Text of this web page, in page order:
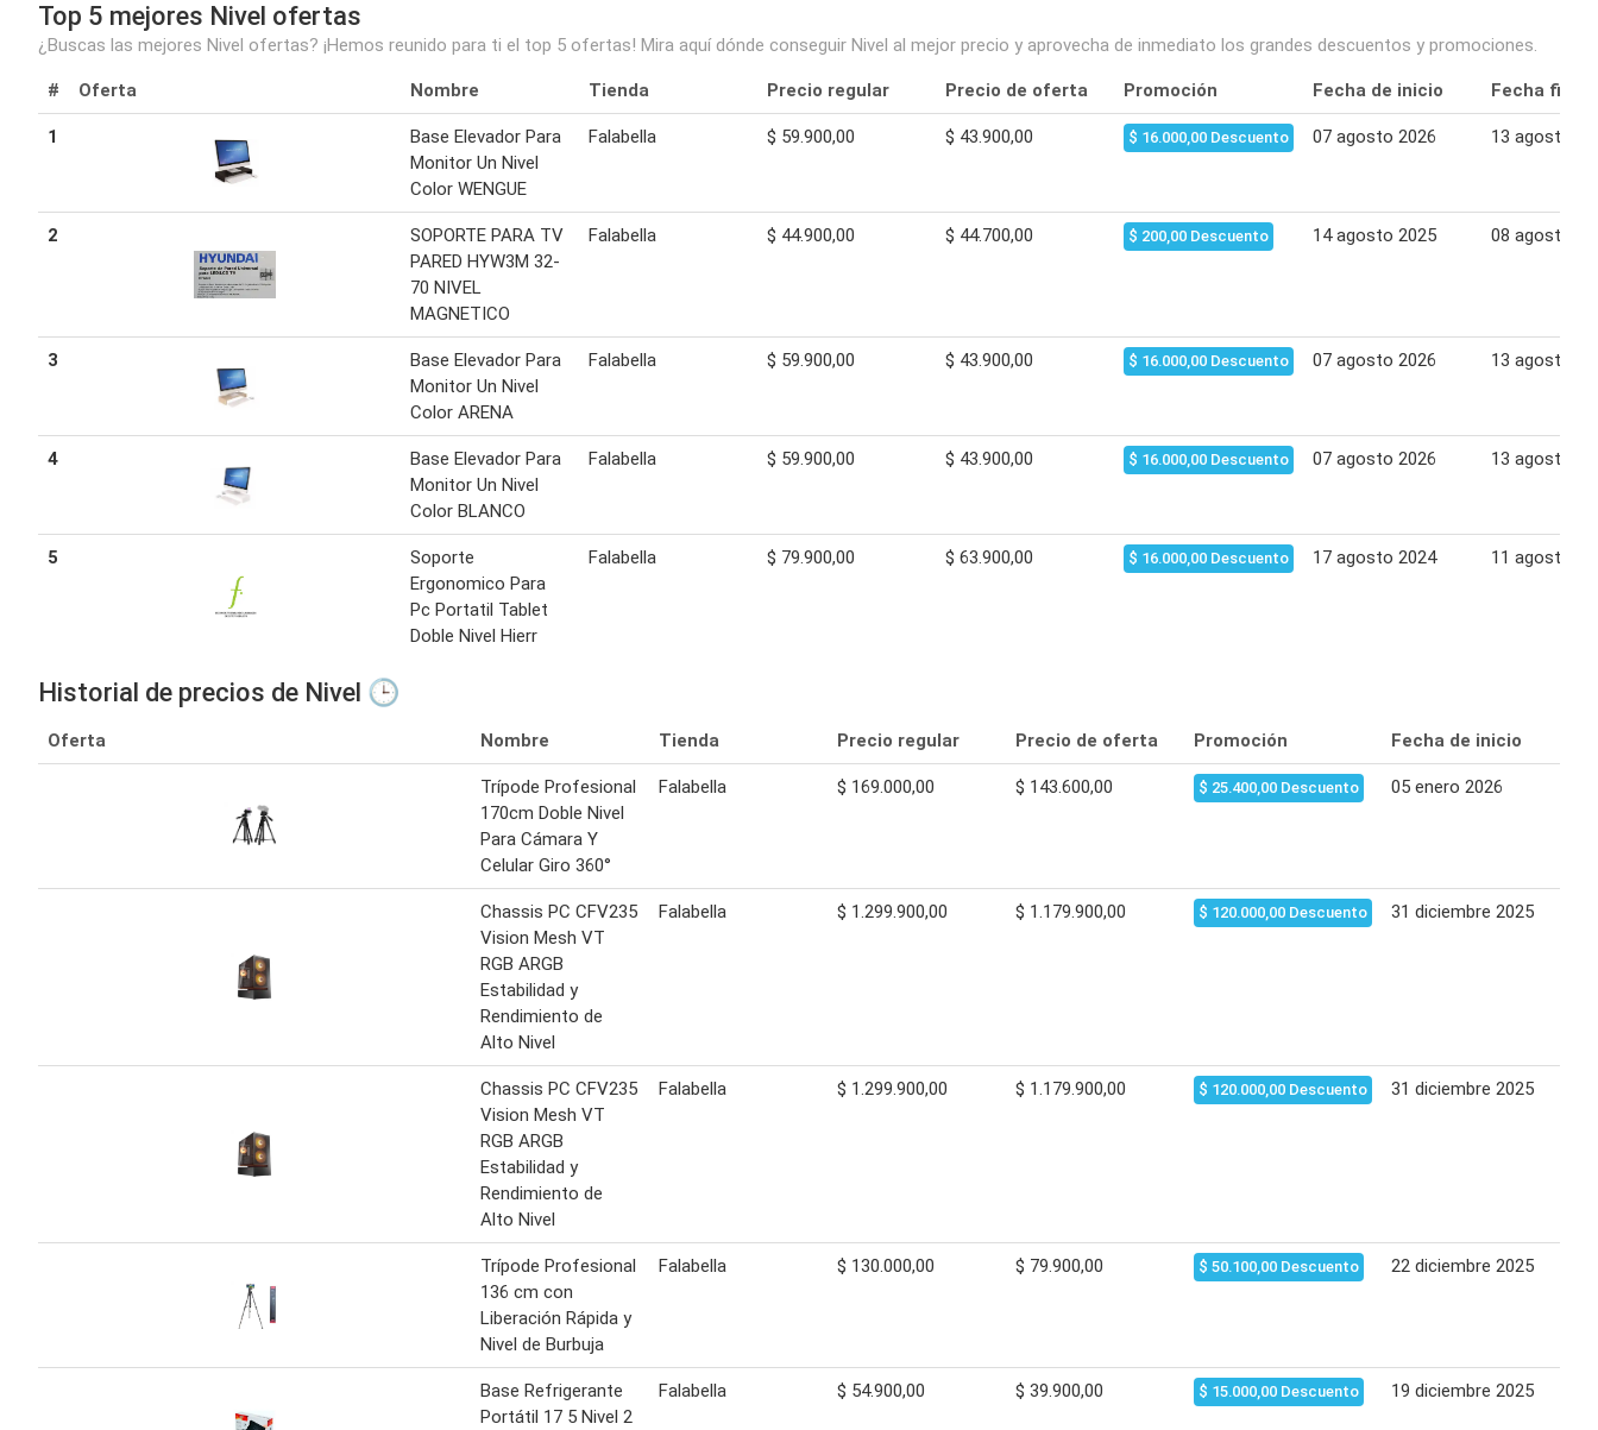
Top 5 mejores Nivel ofertas
¿Buscas las mejores Nivel ofertas? ¡Hemos reunido para ti el top 5 ofertas! Mira aquí dónde conseguir Nivel al mejor precio y aprovecha de inmediato los grandes descuentos y promociones.
# Oferta Nombre Tienda Precio regular Precio de oferta Promoción Fecha de inicio Fecha final
1
Base Elevador Para
Monitor Un Nivel
Color WENGUE
Falabella $ 59.900,00 $ 43.900,00 $ 16.000,00 Descuento 07 agosto 2026 13 agosto
2
SOPORTE PARA TV
PARED HYW3M 32-
70 NIVEL
MAGNETICO
Falabella $ 44.900,00 $ 44.700,00 $ 200,00 Descuento 14 agosto 2025 08 agosto
3
Base Elevador Para
Monitor Un Nivel
Color ARENA
Falabella $ 59.900,00 $ 43.900,00 $ 16.000,00 Descuento 07 agosto 2026 13 agosto
4
Base Elevador Para
Monitor Un Nivel
Color BLANCO
Falabella $ 59.900,00 $ 43.900,00 $ 16.000,00 Descuento 07 agosto 2026 13 agosto
5
Soporte
Ergonomico Para
Pc Portatil Tablet
Doble Nivel Hierr
Falabella $ 79.900,00 $ 63.900,00 $ 16.000,00 Descuento 17 agosto 2024 11 agosto
Historial de precios de Nivel 🕒
Oferta Nombre Tienda Precio regular Precio de oferta Promoción Fecha de inicio
Trípode Profesional
170cm Doble Nivel
Para Cámara Y
Celular Giro 360°
Falabella $ 169.000,00 $ 143.600,00 $ 25.400,00 Descuento 05 enero 2026
Chassis PC CFV235
Vision Mesh VT
RGB ARGB
Estabilidad y
Rendimiento de
Alto Nivel
Falabella $ 1.299.900,00 $ 1.179.900,00 $ 120.000,00 Descuento 31 diciembre 2025
Chassis PC CFV235
Vision Mesh VT
RGB ARGB
Estabilidad y
Rendimiento de
Alto Nivel
Falabella $ 1.299.900,00 $ 1.179.900,00 $ 120.000,00 Descuento 31 diciembre 2025
Trípode Profesional
136 cm con
Liberación Rápida y
Nivel de Burbuja
Falabella $ 130.000,00 $ 79.900,00 $ 50.100,00 Descuento 22 diciembre 2025
Base Refrigerante
Portátil 17 5 Nivel 2
Falabella $ 54.900,00 $ 39.900,00 $ 15.000,00 Descuento 19 diciembre 2025